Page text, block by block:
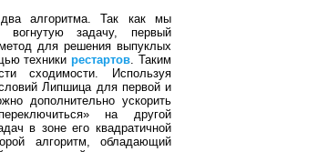
алгоритма. Так как мы
задачу, первый
для решения выпуклых
техникирестартов. Таким
сходимости. Используя
Липшица для первой и
дополнительно ускорить
на другой
в зоне его квадратичной
алгоритм, обладающий